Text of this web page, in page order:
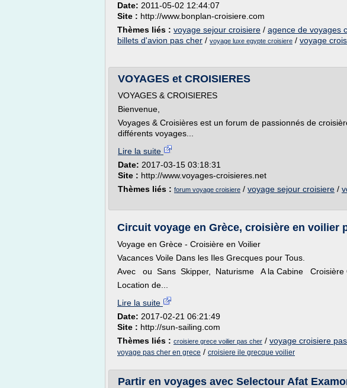
Date: 2011-05-02 12:44:07
Site : http://www.bonplan-croisiere.com
Thèmes liés : voyage sejour croisiere / agence de voyages
billets d'avion pas cher / voyage luxe egypte croisiere / voyage
VOYAGES et CROISIERES
VOYAGES & CROISIERES
Bienvenue,
Voyages & Croisières est un forum de passionnés de
différents voyages...
Lire la suite
Date: 2017-03-15 03:18:31
Site : http://www.voyages-croisieres.net
Thèmes liés : forum voyage croisiere / voyage sejour croisiere /
Circuit voyage en Grèce, croisière en voilier
Voyage en Grèce - Croisière en Voilier
Vacances Voile Dans les Iles Grecques pour Tous.
Avec ou Sans Skipper, Naturisme A la Cabine Croisière
Location de...
Lire la suite
Date: 2017-02-21 06:21:49
Site : http://sun-sailing.com
Thèmes liés : croisiere grece voilier pas cher / voyage croisiere
voyage pas cher en grece / croisiere ile grecque voilier
Partir en voyages avec Selectour Afat